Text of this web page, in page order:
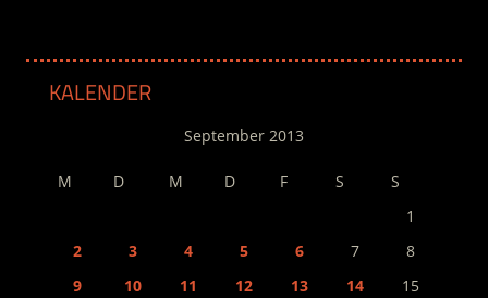
KALENDER
September 2013
M D M D F S
S
1
2
3 4 5 6 7
8
9
10 11 12 13 14
15